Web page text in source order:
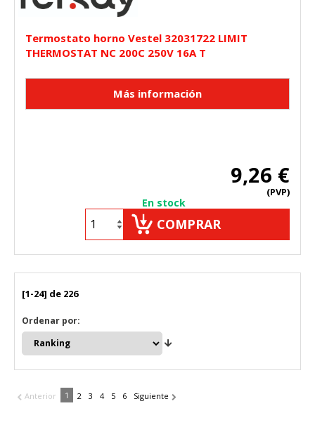
Termostato horno Vestel 32031722 LIMIT
THERMOSTAT NC 200C 250V 16A T
9,26 €
(PVP)
En stock
COMPRAR
[1-24] de 226
Ordenar por:
Anterior 1 2 3 4 5 6 Siguiente